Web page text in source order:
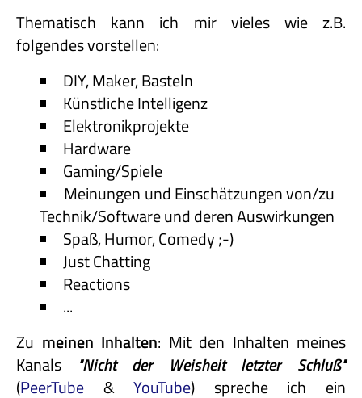
Thematisch kann ich mir vieles wie z.B.
folgendes vorstellen:
DIY, Maker, Basteln
Künstliche Intelligenz
Elektronikprojekte
Hardware
Gaming/Spiele
Meinungen und Einschätzungen von/zu
Technik/Software und deren Auswirkungen
Spaß, Humor, Comedy ;-)
Just Chatting
Reactions
...
Zu meinen Inhalten: Mit den Inhalten meines
Kanals
"Nicht der Weisheit letzter
Schluß"
(PeerTube &YouTube) spreche ich ein